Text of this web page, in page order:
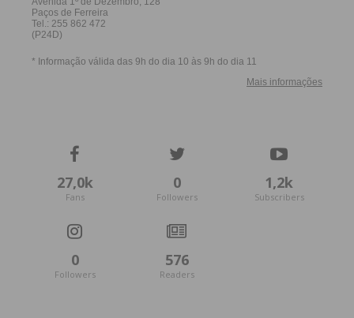
27,0k
Fans
0
Followers
1,2k
Subscribers
0
Followers
576
Readers